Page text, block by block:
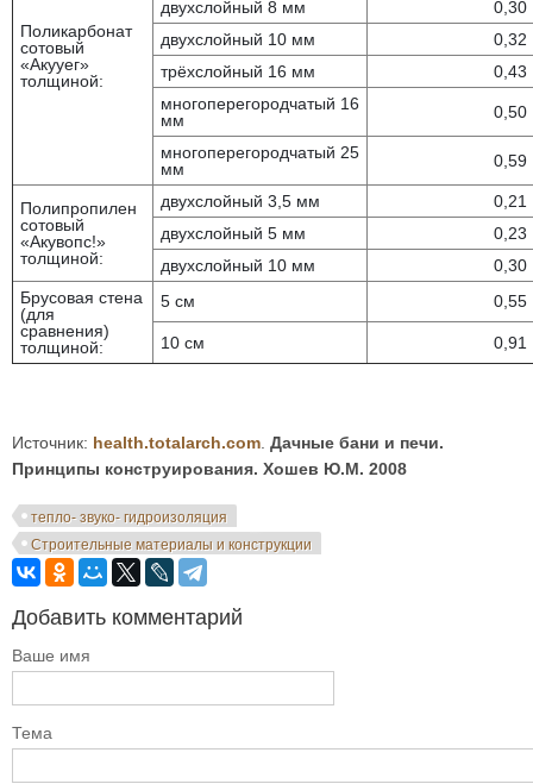
Поликарбонат
сотовый
«Акууег»
толщиной:
двухслойный 8 мм
0,30
двухслойный 10 мм
0,32
трёхслойный 16 мм
0,43
многоперегородчатый 16
мм
0,50
многоперегородчатый 25
мм
0,59
Полипропилен
сотовый
«Акувопс!»
толщиной:
двухслойный 3,5 мм
0,21
двухслойный 5 мм
0,23
двухслойный 10 мм
0,30
Брусовая стена
(для
сравнения)
толщиной:
5 см 0,55
10 см 0,91
Источник: health.totalarch.com Дачные бани и печи.
Принципы конструирования. Хошев Ю.М. 2008
тепло- звуко- гидроизоляция
Строительные материалы и конструкции
Добавить комментарий
Ваше имя
Тема